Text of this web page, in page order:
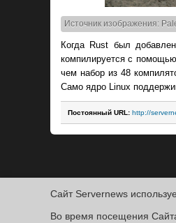
Источник изображения:
Когда Rust был
компилируется с
чем набор из 48
Само ядро Linux
Постоянный URL: http://
Copyright ©2010-2026 Servernews.
Сайт Servernews
Во время посещения